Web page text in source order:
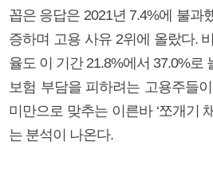
꼽은 응답은 2021년 7.4%에 불과
증하며 고용 사유 2위에 올랐다.
율도 이 기간 21.8%에서 37.0%로
보험 부담을 피하려는 고용주들
미만으로 맞추는 이른바 ‘쪼개기
는 분석이 나온다.